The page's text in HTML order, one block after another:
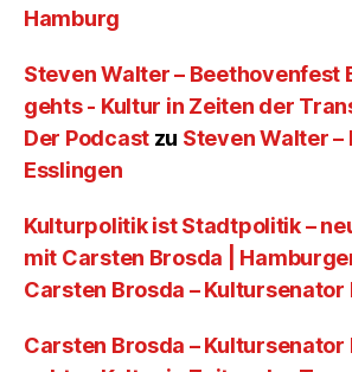
Hamburg
Steven Walter – Beethovenfest
gehts - Kultur in Zeiten der
Der Podcast zu Steven Walter –
Esslingen
Kulturpolitik ist Stadtpolitik –
mit Carsten Brosda |
Carsten Brosda – Kultursenator
Carsten Brosda – Kultursenator